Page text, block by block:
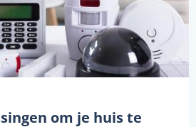
om je huis te